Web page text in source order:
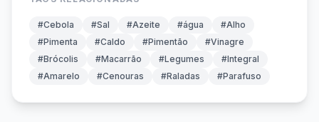
#Cebola #Sal #Azeite #água
#Alho
#Pimenta
#Caldo #Pimentão
#Vinagre
#Brócolis
#Macarrão #Legumes
#Integral
#Amarelo
#Cenouras #Raladas #Parafuso